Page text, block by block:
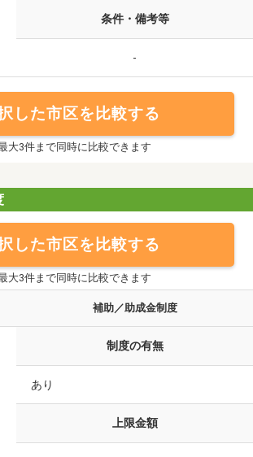
条件・備考等
-
した市区を比較する
大3件まで同時に比較できます
した市区を比較する
大3件まで同時に比較できます
補助／助成金制度
制度の有無
あり
上限金額